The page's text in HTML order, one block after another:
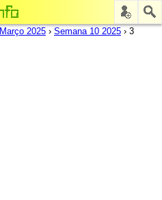
Março 2025 › Semana 10 2025 › 3